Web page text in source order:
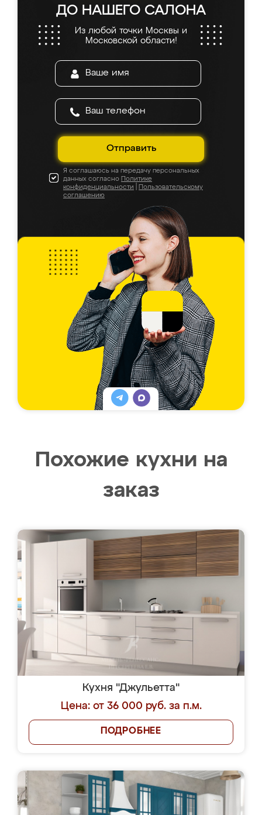
ДО НАШЕГО САЛОНА
Из любой точки Москвы и
Московской области!
Отправить
Я соглашаюсь на передачу персональных
данных согласно Политике
конфиденциальности
Пользовательскому
соглашению
Похожие кухни на
заказ
Кухня "Джульетта"
Цена: от 36 000 руб. за п.м.
ПОДРОБНЕЕ